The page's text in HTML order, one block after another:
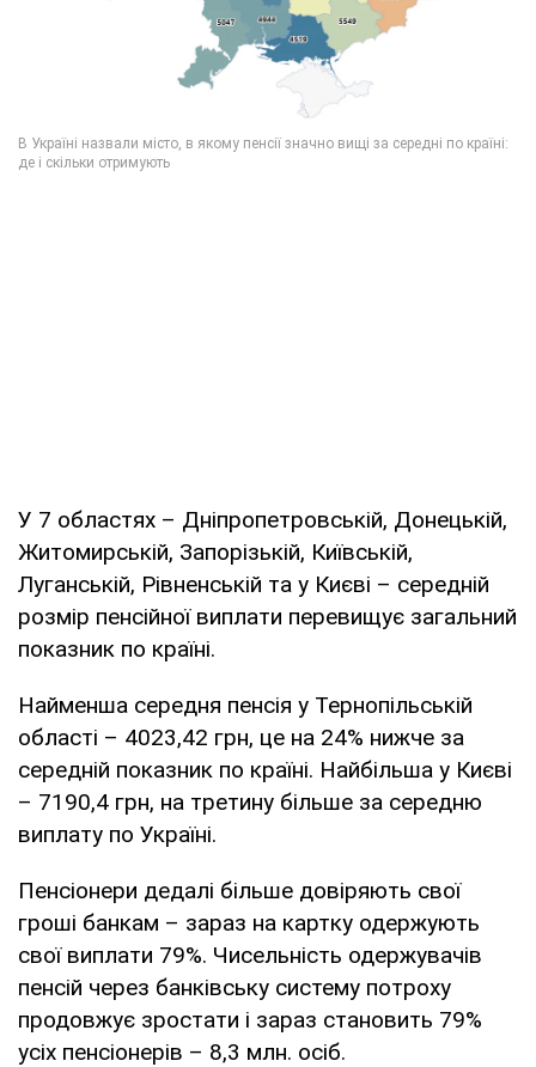
У 7 областях – Дніпропетровській, Донецькій,
Житомирській, Запорізькій, Київській,
Луганській, Рівненській та у Києві – середній
розмір пенсійної виплати перевищує загальний
показник по країні.
Найменша середня пенсія у Тернопільській
області – 4023,42 грн, це на 24% нижче за
середній показник по країні. Найбільша у Києві
– 7190,4 грн, на третину більше за середню
виплату по Україні.
Пенсіонери дедалі більше довіряють свої
гроші банкам – зараз на картку одержують
свої виплати 79%. Чисельність одержувачів
пенсій через банківську систему потроху
продовжує зростати і зараз становить 79%
усіх пенсіонерів – 8,3 млн. осіб.